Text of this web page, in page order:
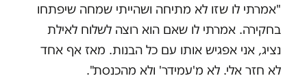
"אמרתי לו שזו לא מתיחה ושהייתי שמחה שיפתחו
בחקירה. אמרתי לו שאם הוא רוצה לשלוח לאילת
נציג, אני אפגיש אותו עם כל הבנות. מאז אף אחד
לא חזר אלי. לא מ'עמידר' ולא מהכנסת".